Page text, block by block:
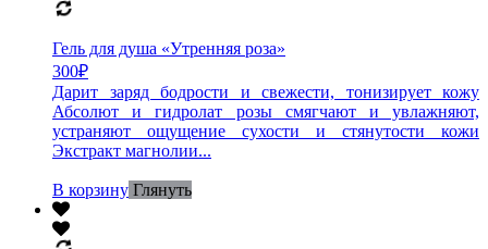
Гель для душа «Утренняя роза»
300₽
Дарит заряд бодрости и свежести, тонизирует кожу
Абсолют и гидролат розы смягчают и увлажняют,
устраняют ощущение сухости и стянутости кожи
Экстракт магнолии...
В корзину Глянуть